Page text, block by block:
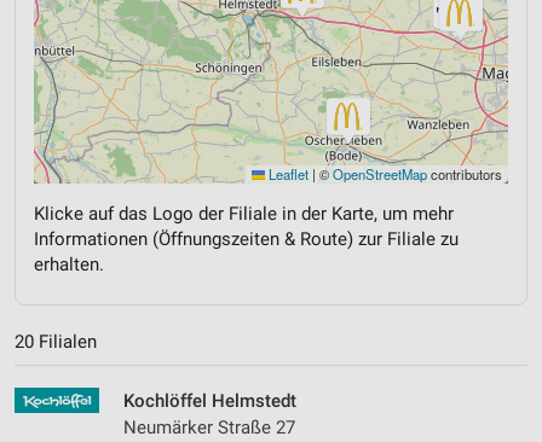
Leaflet | ©OpenStreetMapcontributors
Klicke auf das Logo der Filiale in der Karte, um mehr
Informationen (Öffnungszeiten & Route) zur Filiale zu
erhalten.
20 Filialen
Kochlöffel Helmstedt
Neumärker Straße 27